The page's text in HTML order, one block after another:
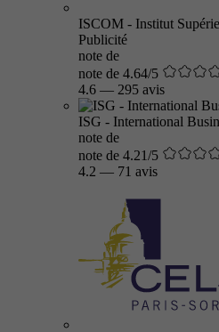
ISCOM - Institut
Publicité
note de
note de 4.64/5
4.6 — 295 avis
ISG - International
note de
note de 4.21/5
4.2 — 71 avis